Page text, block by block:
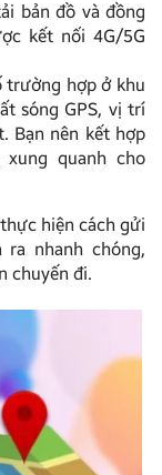
bản đồ và đồng
kết nối 4G/5G
hợp ở khu
sóng GPS, vị trí
Bạn nên kết hợp
quanh cho
hiện cách gửi
nhanh chóng,
chuyến đi.